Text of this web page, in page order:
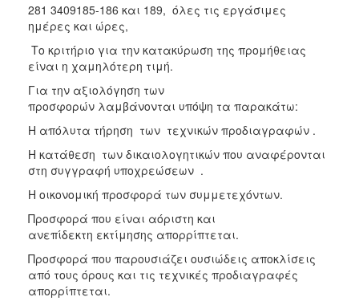
281 3409185-186 και 189, όλες τις εργάσιμες
ημέρες και ώρες,
Το κριτήριο για την κατακύρωση της προμήθειας
είναι η χαμηλότερη τιμή.
Για την αξιολόγηση των
προσφορών λαμβάνονται υπόψη τα παρακάτω:
Η απόλυτα τήρηση των τεχνικών προδιαγραφών .
Η κατάθεση των δικαιολογητικών που αναφέρονται
στη συγγραφή υποχρεώσεων .
Η οικονομική προσφορά των συμμετεχόντων.
Προσφορά που είναι αόριστη και
ανεπίδεκτη εκτίμησης απορρίπτεται.
Προσφορά που παρουσιάζει ουσιώδεις αποκλίσεις
από τους όρους και τις τεχνικές προδιαγραφές
απορρίπτεται.